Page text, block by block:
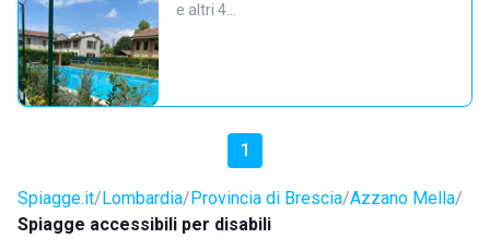
e altri 4…
1
Spiagge.it Lombardia Provincia di Brescia Azzano Mella
Spiagge accessibili per disabili